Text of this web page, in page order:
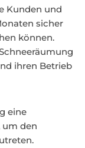
Kunden und
sicher
können.
ihren Betrieb
eine
um den